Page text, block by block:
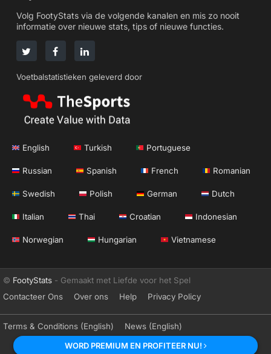
Volg FootyStats via de volgende kanalen en mis zo nooit
informatie over nieuwe stats, tips of nieuwe functies.
Voetbalstatistieken geleverd door
English Turkish Portuguese
Russian Spanish French Romanian
Swedish Polish German Dutch
Italian Thai Croatian Indonesian
Norwegian Hungarian Vietnamese
© FootyStats - Gemaakt met Liefde voor het Spel
Contacteer Ons
Over ons Help Privacy Policy
Terms & Conditions (English)
News (English)
WORD PREMIUM EN PROFITEER NU!